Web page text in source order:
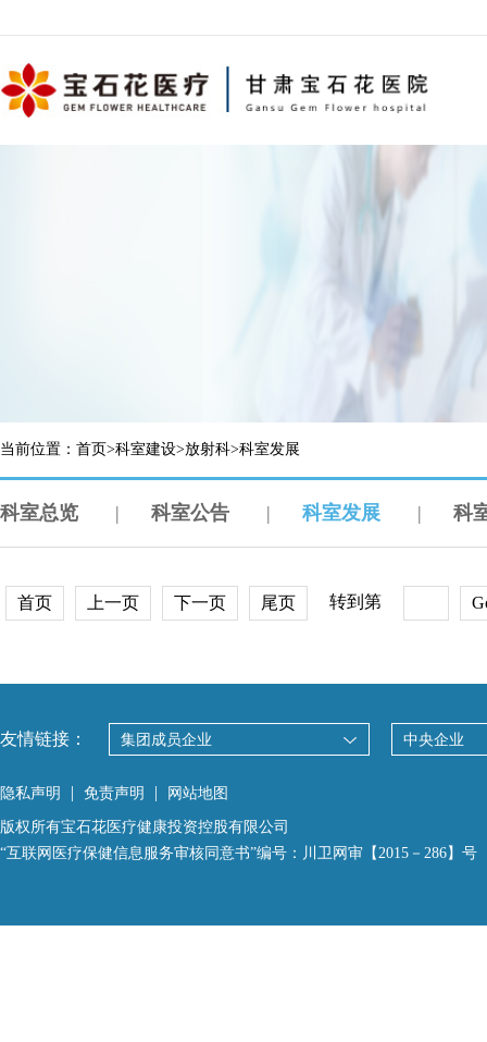
当前位置： 首页>科室建设>放射科>科室发展
科室总览 | 科室公告 | 科室发展 | 科
首页 上一页 下一页 尾页 转到第
友情链接： 集团成员企业 中央企业
隐私声明 | 免责声明 | 网站地图
版权所有宝石花医疗健康投资控股有限公司
“互联网医疗保健信息服务审核同意书”编号：川卫网审【2015－286】号